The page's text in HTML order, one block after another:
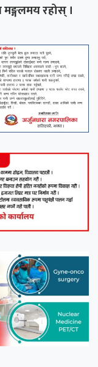
रहोस् ।